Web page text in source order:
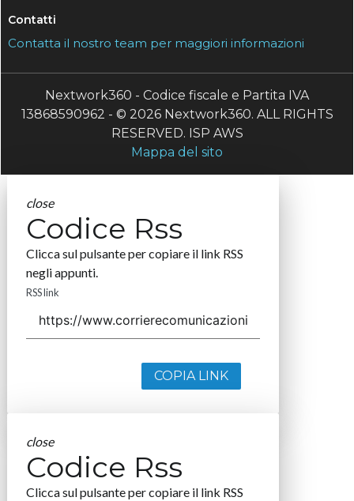
Contatti
Contatta il nostro team per maggiori informazioni
Nextwork360 - Codice fiscale e Partita IVA
13868590962 - © 2026 Nextwork360. ALL RIGHTS
RESERVED. ISP AWS
Mappa del sito
close
Codice Rss
Clicca sul pulsante per copiare il link RSS
negli appunti.
RSS link
COPIA LINK
close
Codice Rss
Clicca sul pulsante per copiare il link RSS